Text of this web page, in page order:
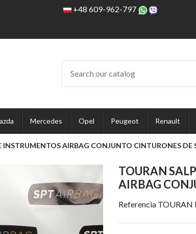
+48 609-962-797
Mercedes Opel Peugeot Renault
INSTRUMENTOS AIRBAG CONJUNTO CINTURONES DE
TOURAN
AIRBAG
Referencia TOURAN